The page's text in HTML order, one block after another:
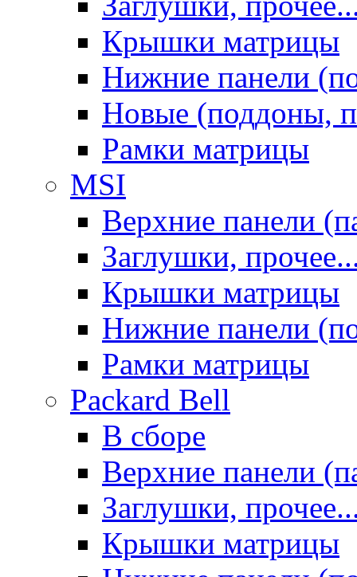
Крышки матрицы
Нижние панели
Новые (поддоны,
Рамки матрицы
MSI
Верхние панели
Заглушки,
Крышки матрицы
Нижние панели
Рамки матрицы
Packard Bell
В сборе
Верхние панели
Заглушки,
Крышки матрицы